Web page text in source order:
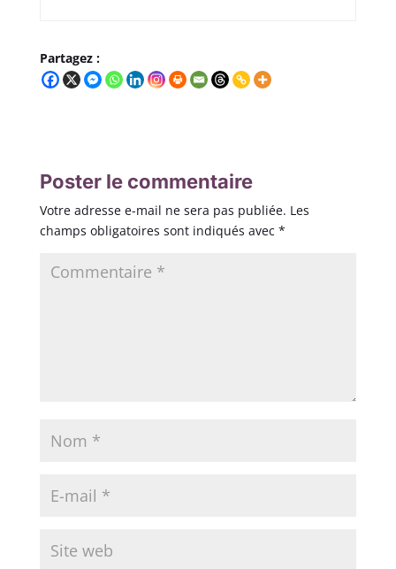
Partagez :
Poster le commentaire
Votre adresse e-mail ne sera pas publiée. Les
champs obligatoires sont indiqués avec *